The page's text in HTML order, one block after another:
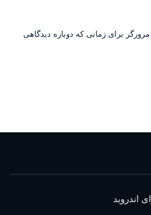
برای زمانی که دوباره دیدگاهی